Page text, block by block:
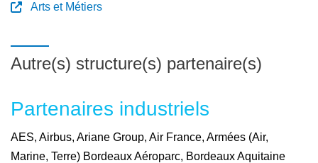
Arts et Métiers
Autre(s) structure(s) partenaire(s)
Partenaires industriels
AES, Airbus, Ariane Group, Air France, Armées (Air,
Marine, Terre) Bordeaux Aéroparc, Bordeaux Aquitaine